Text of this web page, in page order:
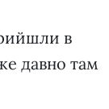
в
давно там